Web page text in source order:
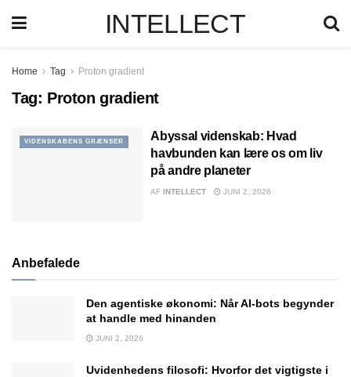
INTELLECT
Home Tag Proton gradient
Tag: Proton gradient
VIDENSKABENS GRÆNSER
Abyssal videnskab: Hvad
havbunden kan lære os om liv
på andre planeter
AF INTELLECT JUNI 2, 2026
Anbefalede
Den agentiske økonomi: Når AI-bots begynder
at handle med hinanden
JUNI 2, 2026
Uvidenhedens filosofi: Hvorfor det vigtigste i